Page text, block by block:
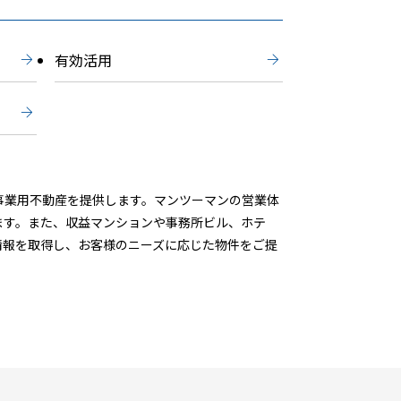
有効活用
用不動産を提供します。マンツーマンの営業体
。また、収益マンションや事務所ビル、ホテ
を取得し、お客様のニーズに応じた物件をご提